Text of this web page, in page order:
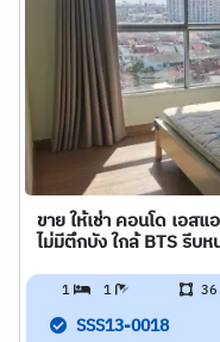
ขาย ให้เช่า คอนโด เอส
ไม่มีตึกบัง ใกล้ BTS รีบ
1 1 36
SSS13-0018